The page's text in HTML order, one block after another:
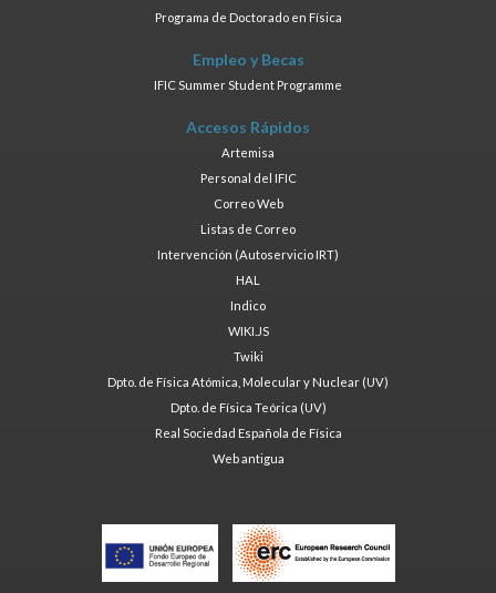
Programa de Doctorado en Física
Empleo y Becas
IFIC Summer Student Programme
Accesos Rápidos
Artemisa
Personal del IFIC
Correo Web
Listas de Correo
Intervención (Autoservicio IRT)
HAL
Indico
WIKI.JS
Twiki
Dpto. de Física Atómica, Molecular y Nuclear (UV)
Dpto. de Física Teórica (UV)
Real Sociedad Española de Física
Web antigua